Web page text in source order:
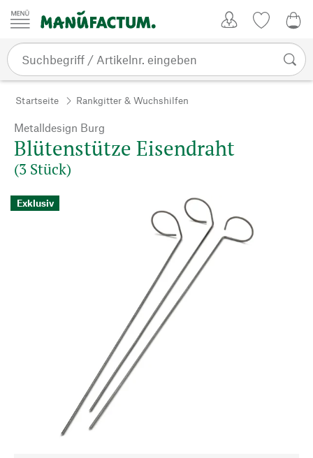
Zum Inhalt springen
Startseite Rankgitter & Wuchshilfen
Metalldesign Burg
Blütenstütze Eisendraht
(3 Stück)
Exklusiv